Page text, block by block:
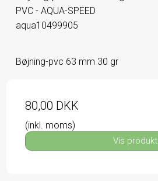
PVC - AQUA-SPEED
aqua10499905
Bøjning-pvc 63 mm 30 gr
80,00 DKK
(inkl. moms)
Vis produkt